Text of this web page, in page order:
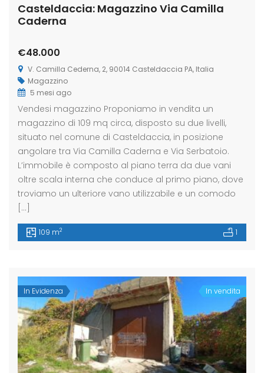
Casteldaccia: Magazzino Via Camilla
Caderna
€48.000
V. Camilla Cederna, 2, 90014 Casteldaccia PA, Italia
Magazzino
5 mesi ago
Vendesi magazzino Proponiamo in vendita un
magazzino di 109 mq circa, disposto su due livelli,
situato nel comune di Casteldaccia, in posizione
angolare tra Via Camilla Caderna e Via Serbatoio.
L’immobile è composto al piano terra da due vani
oltre scala interna che conduce al primo piano, dove
troviamo un ulteriore vano utilizzabile e un comodo
[…]
109 m2 1
In Evidenza In vendita
: Terreno
Valle Corvo
Corvo, Discesa Mirio, 19, 90014 Casteldaccia PA, Italia
€13.000
Str. Grifeo, 90014 Casteldaccia PA, Italia